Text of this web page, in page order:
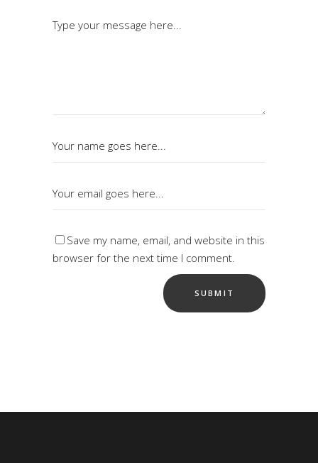
Save my name, email, and website in this
browser for the next time I comment.